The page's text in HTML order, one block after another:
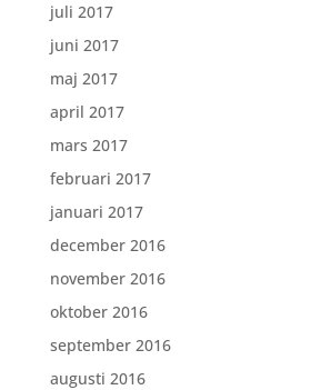
juli 2017
juni 2017
maj 2017
april 2017
mars 2017
februari 2017
januari 2017
december 2016
november 2016
oktober 2016
september 2016
augusti 2016